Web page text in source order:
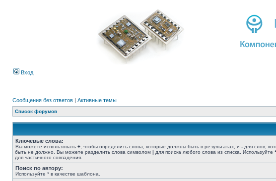
Вход
Сообщения без ответов | Активные темы
Список форумов
Ключевые слова:
Вы можете использовать + , чтобы определить слова, которые должны быть в результатах, и - для слов,
быть не должно. Вы можете разделить слова символом | для поиска любого слова из списка. Используйте *
для частичного совпадения.
Поиск по автору:
Используйте * в качестве шаблона.